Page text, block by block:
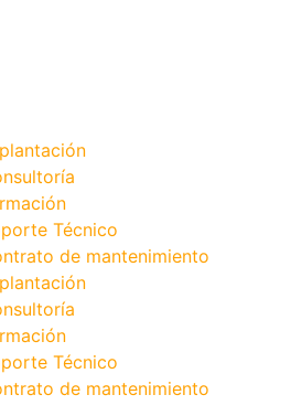
Técnico
de mantenimiento
Técnico
de mantenimiento